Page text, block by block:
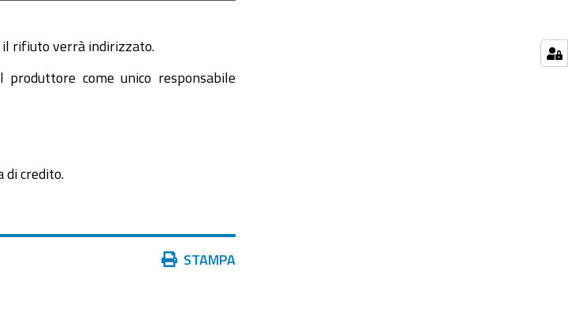
rifiuto verrà indirizzato.
come unico responsabile
credito.
Azioni STAMPA